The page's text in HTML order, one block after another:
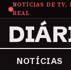
NOTÍCIAS DE TV,
REAL
NOTÍCIAS